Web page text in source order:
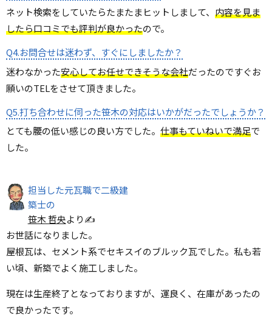
ネット検索をしていたらたまたまヒットしまして、 内容を見ま
したら口コミでも評判が良かったので。
Q4.お問合せは迷わず、すぐにしましたか？
迷わなかった安心してお任せできそうな会社だったのですぐお
願いのTELをさせて頂きました。
Q5.打ち合わせに伺った笹木の対応はいかがだったでしょうか？
とても腰の低い感じの良い方でした。 仕事もていねいで満足で
した。
担当した元瓦職で二級建
築士の
笹木 哲央より✍
お世話になりました。
屋根瓦は、セメント系でセキスイのブルック瓦でした。私も若
い頃、新築でよく施工しました。
現在は生産終了となっておりますが、運良く、在庫があったの
で良かったです。